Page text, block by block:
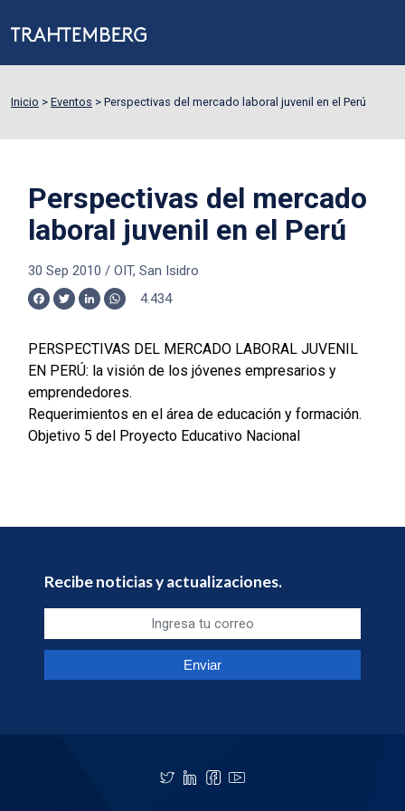
Inicio > Eventos > Perspectivas del mercado laboral juvenil en el Perú
Perspectivas del mercado
laboral juvenil en el Perú
30 Sep 2010 / OIT, San Isidro
Facebook
TwitterLinkedInWhatsApp
4.434
PERSPECTIVAS DEL MERCADO LABORAL JUVENIL
EN PERÚ: la visión de los jóvenes empresarios y
emprendedores.
Requerimientos en el área de educación y formación.
Objetivo 5 del Proyecto Educativo Nacional
Recibe noticias y actualizaciones.